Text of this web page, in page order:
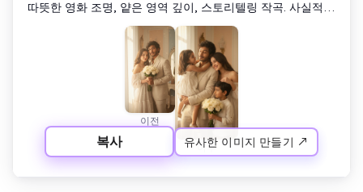
따뜻한 영화 조명, 얕은 영역 깊이, 스토리텔링 작곡. 사실적,
감정적, 자연스러운 피부 텍스처. ai의 일러스트가 아니라 실
생활의 순간처럼 느껴진다.
이전
이후
복사 유사한 이미지 만들기 ↗